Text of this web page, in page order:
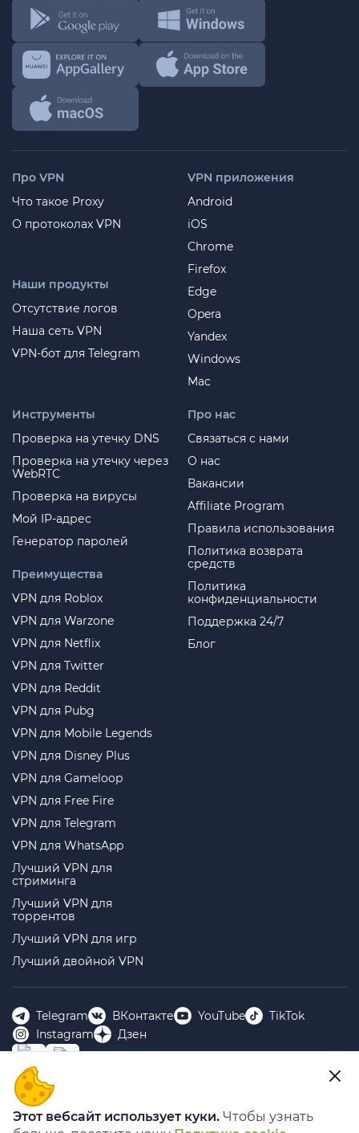
Про VPN
Что такое Proxy
О протоколах VPN
Наши продукты
Отсутствие логов
Наша сеть VPN
VPN-бот для Telegram
VPN приложения
Android
iOS
Chrome
Firefox
Edge
Opera
Yandex
Windows
Mac
Про нас
Связаться с нами
О нас
Вакансии
Affiliate Program
Правила использования
Политика возврата
средств
Политика
конфиденциальности
Поддержка 24/7
Блог
Инструменты
Проверка на утечку DNS
Проверка на утечку через
WebRTC
Проверка на вирусы
Мой IP-адрес
Генератор паролей
Преимущества
VPN для Roblox
VPN для Warzone
VPN для Netflix
VPN для Twitter
VPN для Reddit
VPN для Pubg
VPN для Mobile Legends
VPN для Disney Plus
VPN для Gameloop
VPN для Free Fire
VPN для Telegram
VPN для WhatsApp
Лучший VPN для
стриминга
Лучший VPN для
торрентов
Лучший VPN для игр
Лучший двойной VPN
Telegram ВКонтакте YouTube
TikTok
Instagram
Дзен
ООО “БИГ ДАТА” 143401, МОСКОВСКАЯ ОБЛАСТЬ, Г.О.
КРАСНОГОРСК, Г КРАСНОГОРСК, Б-Р КРАСНОГОРСКИЙ,
Этот вебсайт использует куки. Чтобы узнать